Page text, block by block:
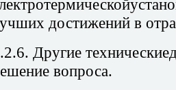
достижений в
Другие
вопроса.